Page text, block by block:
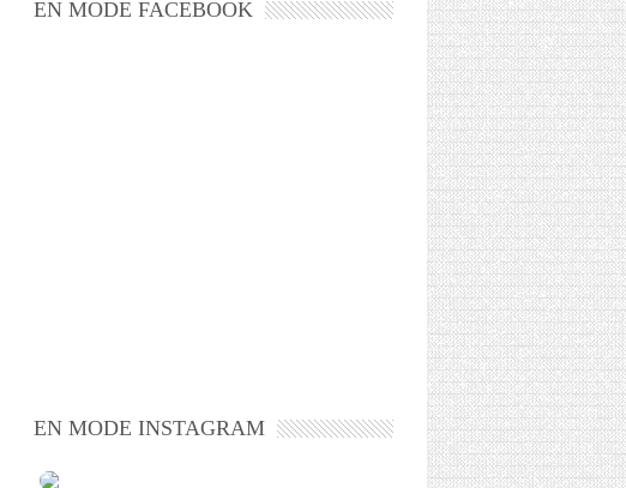
EN MODE FACEBOOK
EN MODE INSTAGRAM